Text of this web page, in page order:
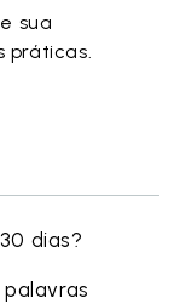
sua
práticas.
dias?